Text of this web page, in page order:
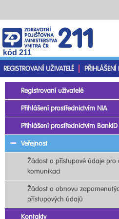
kód 211
REGISTROVANÍ UŽIVATELÉ
Registrovaní uživatelé
Přihlášení prostřednictvím NIA
Přihlášení prostřednictvím BankID
Veřejnost
Žádost o přístupové údaje pro
komunikaci
Žádost o obnovu
přístupových údajů
Kontakty